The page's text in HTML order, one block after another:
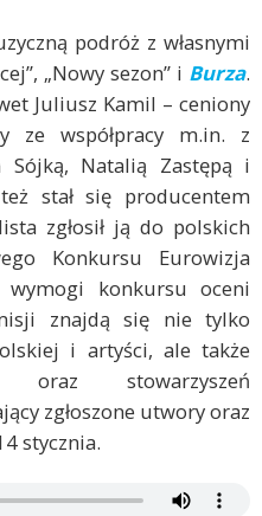
podróż z własnymi
„Nowy sezon” i Burza.
Juliusz Kamil – ceniony
ze współpracy m.in. z
Sójką, Natalią Zastępą i
stał się producentem
zgłosił ją do polskich
Konkursu Eurowizja
wymogi konkursu oceni
znajdą się nie tylko
i artyści, ale także
oraz stowarzyszeń
zgłoszone utwory oraz
stycznia.